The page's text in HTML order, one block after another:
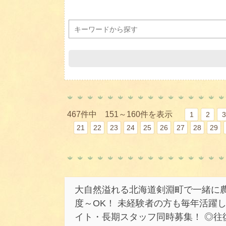
467件中 151～160件を表示 1 2
3
21
22 23 24 25 26 27 28 29
大自然溢れる北海道剣淵町で一緒に
度～OK！ 未経験者の方も毎年活躍
イト・長期スタッフ同時募集！ ◎往